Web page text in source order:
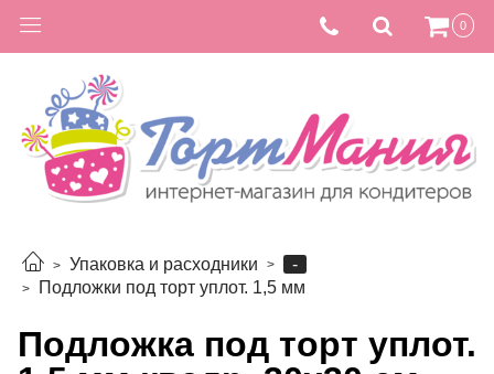
0
Упаковка и расходники
-
Подложки под торт уплот. 1,5 мм
Подложка под торт уплот.